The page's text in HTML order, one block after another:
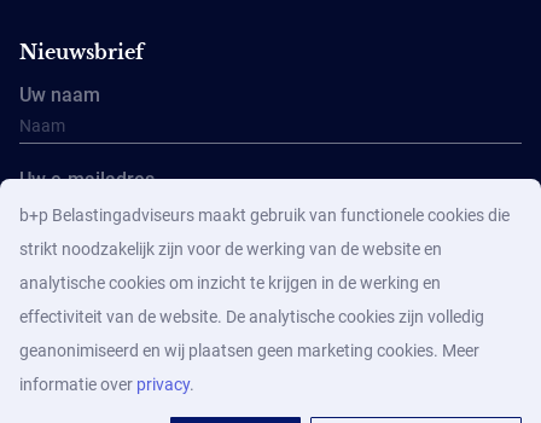
Nieuwsbrief
Uw naam
Uw e-mailadres
Aanmelden
b+p Belastingadviseurs maakt gebruik van functionele cookies die
strikt noodzakelijk zijn voor de werking van de website en
analytische cookies om inzicht te krijgen in de werking en
effectiviteit van de website. De analytische cookies zijn volledig
geanonimiseerd en wij plaatsen geen marketing cookies. Meer
informatie over privacy.